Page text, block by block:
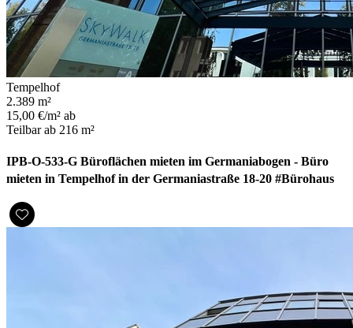
Tempelhof
2.389 m²
15,00 €/m² ab
Teilbar ab 216 m²
IPB-O-533-G Büroflächen mieten im Germaniabogen - Büro
mieten in Tempelhof in der Germaniastraße 18-20 #Bürohaus